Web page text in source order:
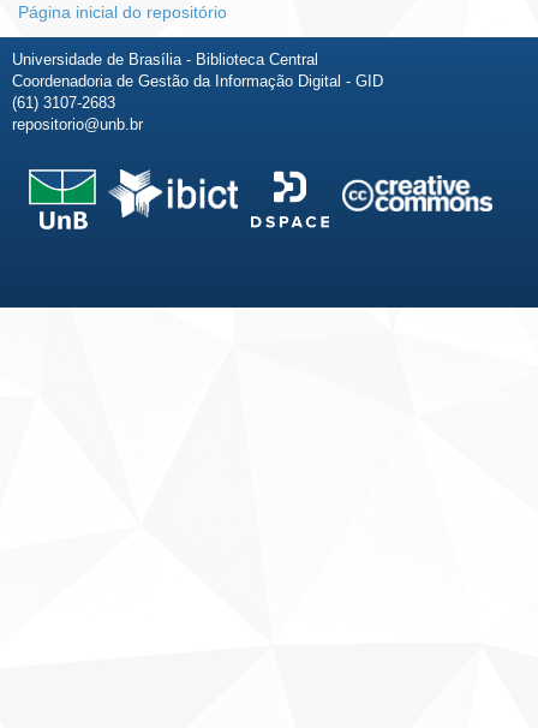
Página inicial do repositório
Universidade de Brasília - Biblioteca Central
Coordenadoria de Gestão da Informação Digital - GID
(61) 3107-2683
repositorio@unb.br